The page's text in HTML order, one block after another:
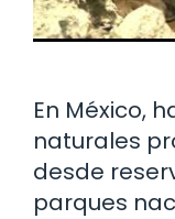
En México,
naturales
desde
parques